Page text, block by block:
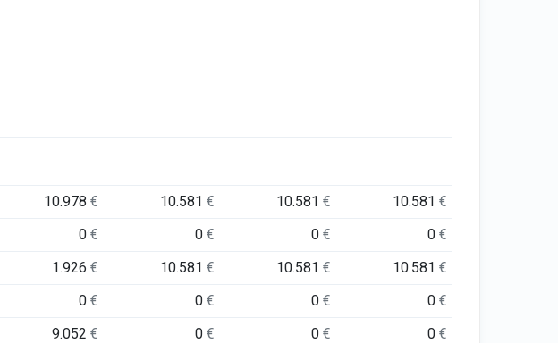
10.978€ 10.581€ 10.581€ 10.581€
0€ 0€ 0€ 0€
1.926€ 10.581€ 10.581€ 10.581€
0€ 0€ 0€ 0€
9.052€ 0€ 0€ 0€